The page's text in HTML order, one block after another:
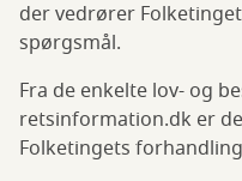
der vedrører
spørgsmål.
Fra de enkelte lov- og
retsinformation.dk er
Folketingets